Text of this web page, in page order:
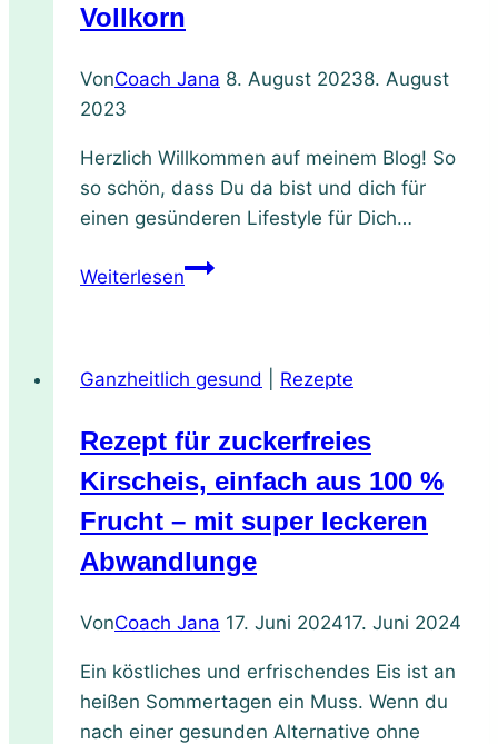
Vollkorn
VonCoach Jana 8. August 20238. August
2023
Herzlich Willkommen auf meinem Blog! So
so schön, dass Du da bist und dich für
einen gesünderen Lifestyle für Dich…
WeiterlesenRezept
aus
Vollkorn
Ganzheitlich gesund Rezepte
Rezept für zuckerfreies
Kirscheis, einfach aus 100 %
Frucht – mit super leckeren
Abwandlunge
VonCoach Jana 17. Juni 202417. Juni 2024
Ein köstliches und erfrischendes Eis ist an
heißen Sommertagen ein Muss. Wenn du
nach einer gesunden Alternative ohne